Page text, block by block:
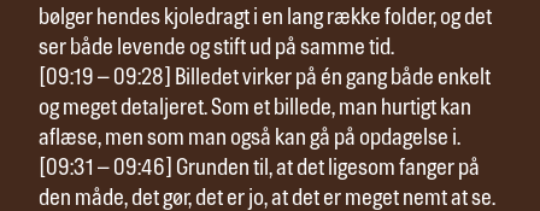
bølger hendes kjoledragt i en lang række folder, og det
ser både levende og stift ud på samme tid.
[09:19 – 09:28] Billedet virker på én gang både enkelt
og meget detaljeret. Som et billede, man hurtigt kan
aflæse, men som man også kan gå på opdagelse i.
[09:31 – 09:46] Grunden til, at det ligesom fanger på
den måde, det gør, det er jo, at det er meget nemt at se.